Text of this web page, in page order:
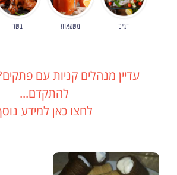
דגים משקאות בשר
עדיין מנהלים קניות עם
להתקדם...
לחצו כאן למידע